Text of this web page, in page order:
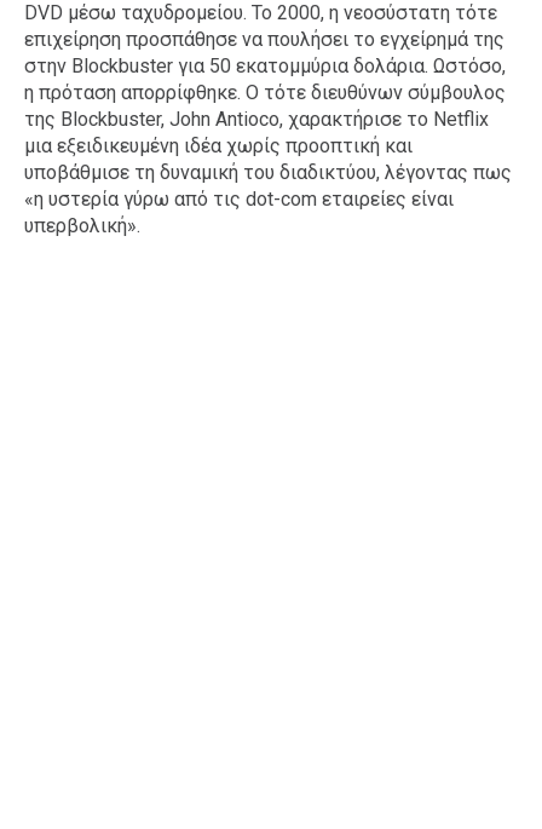
DVD μέσω ταχυδρομείου. Το 2000, η νεοσύστατη τότε
επιχείρηση προσπάθησε να πουλήσει το εγχείρημά της
στην Blockbuster για 50 εκατομμύρια δολάρια. Ωστόσο,
η πρόταση απορρίφθηκε. Ο τότε διευθύνων σύμβουλος
της Blockbuster, John Antioco, χαρακτήρισε το Netflix
μια εξειδικευμένη ιδέα χωρίς προοπτική και
υποβάθμισε τη δυναμική του διαδικτύου, λέγοντας πως
«η υστερία γύρω από τις dot-com εταιρείες είναι
υπερβολική».